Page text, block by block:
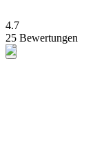
4.7
25 Bewertungen